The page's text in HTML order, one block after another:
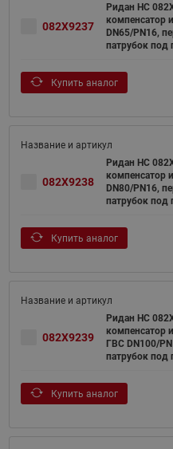
082X9237
Ридан НС
компенсатор
DN65/PN16,
патрубок под
Купить аналог
082X9238
Ридан НС
компенсатор
DN80/PN16,
патрубок под
Купить аналог
082X9239
Ридан НС
компенсатор
ГВС DN100/
патрубок под
Купить аналог